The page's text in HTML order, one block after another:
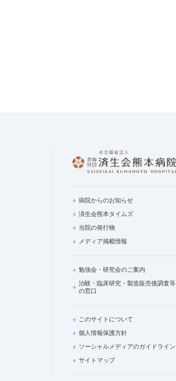
病院からのお知らせ
済生会熊本タイムズ
当院の発行物
メディア掲載情報
勉強会・研究会のご案内
治験・臨床研究・製造販売後調査等
の窓口
このサイトについて
個人情報保護方針
ソーシャルメディアのガイドライン
サイトマップ